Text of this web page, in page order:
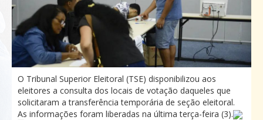
O Tribunal Superior Eleitoral (TSE) disponibilizou aos
eleitores a consulta dos locais de votação daqueles que
solicitaram a transferência temporária de seção eleitoral.
As informações foram liberadas na última terça-feira (3).